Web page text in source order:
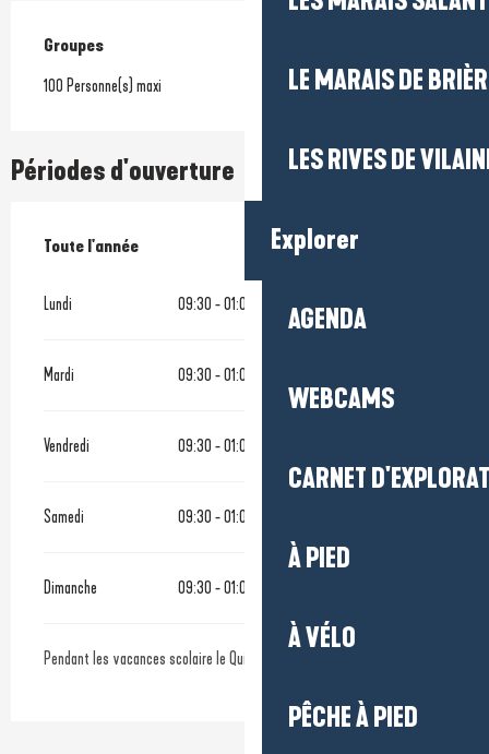
LE MARAIS DE
LES RIVES DE
Explorer
AGENDA
WEBCAMS
CARNET
À PIED
À VÉLO
PÊCHE À PIED
Groupes
Groupes
100 Personne(s) maxi
Périodes d'ouverture
Toute l'année
Toute l'année
Lundi 09:30 - 01:00
Mardi 09:30 - 01:00
Vendredi 09:30 - 01:00
Samedi 09:30 - 01:00
Dimanche 09:30 - 01:00
Pendant les vacances scolaire le Quin'cé vous accueille 7j sur 7.